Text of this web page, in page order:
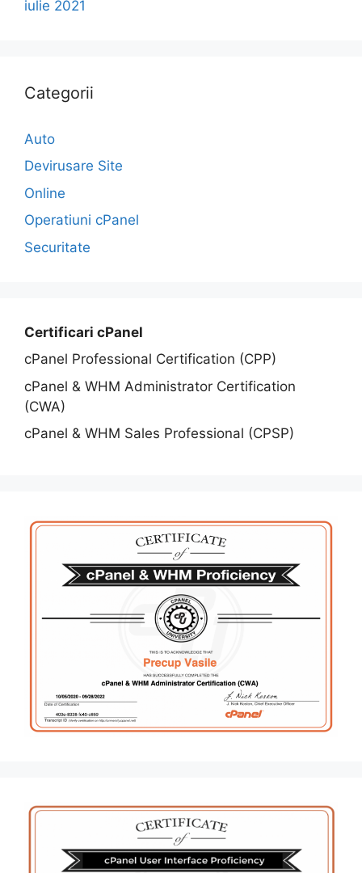
iulie 2021
Categorii
Auto
Devirusare Site
Online
Operatiuni cPanel
Securitate
Certificari cPanel
cPanel Professional Certification (CPP)
cPanel & WHM Administrator Certification
(CWA)
cPanel & WHM Sales Professional (CPSP)